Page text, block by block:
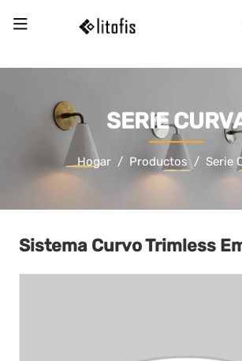
SERIE
Hogar Productos Serie
Sistema Curvo Trimless